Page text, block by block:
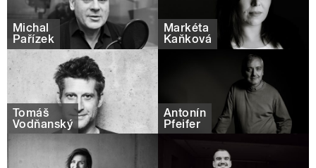
Michal
Pařízek
Markéta
Kaňková
Tomáš
Vodňanský
Antonín
Pfeifer